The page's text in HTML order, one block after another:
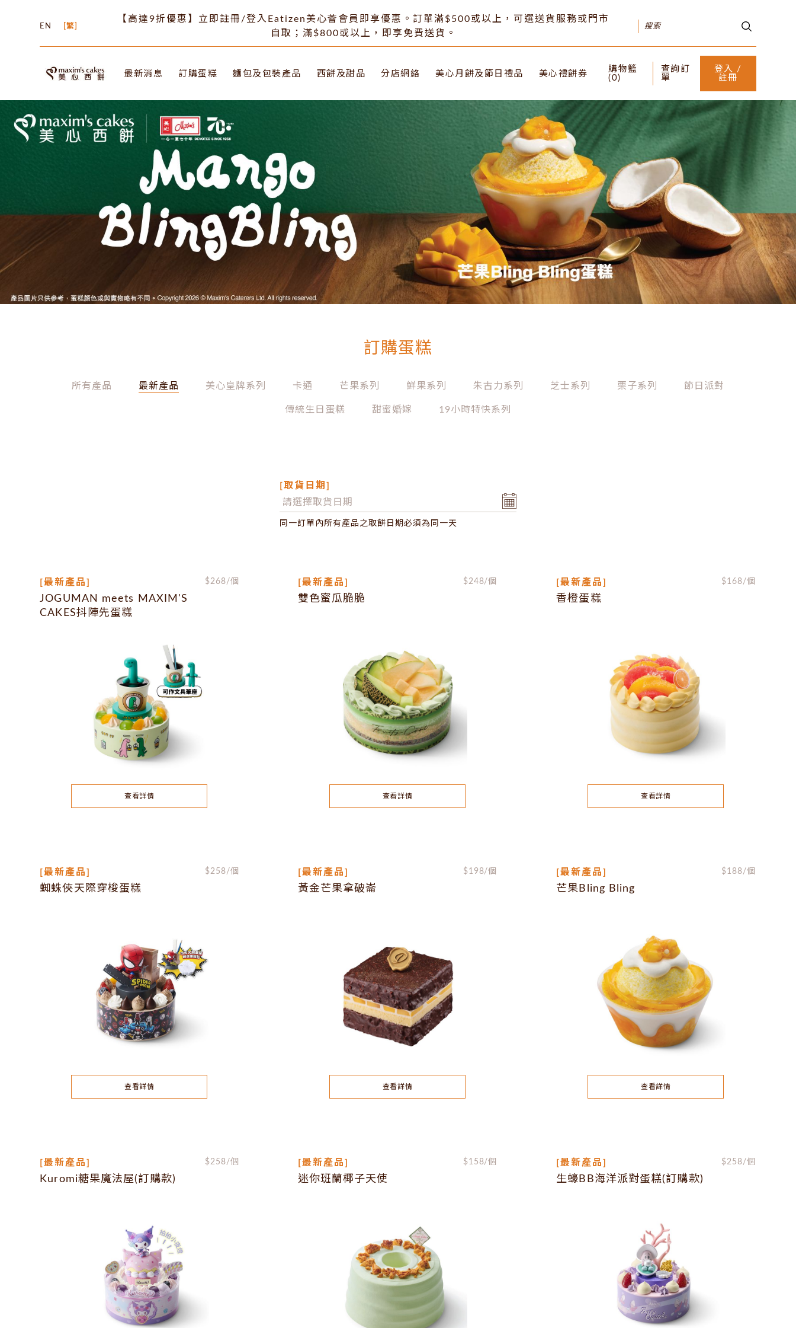
EN 繁
【高達9折優惠】立即註冊/登入Eatizen美心薈會員即享優惠。訂單滿$500或以上，可選送貨服務或門市
自取；滿$800或以上，即享免費送貨。
最新消息 訂購蛋糕 麵包及包裝產品 西餅及甜品 分店網絡 美心月餅及節日禮品 美心禮餅券
購物籃
( 0)
查詢訂
單
登入 /
註冊
訂購蛋糕
所有產品 最新產品 美心皇牌系列 卡通 芒果系列 鮮果系列 朱古力系列 芝士系列 栗子系列 節日派對
傳統生日蛋糕 甜蜜婚嫁 19小時特快系列
[取貨日期]
同一訂單內所有產品之取餅日期必須為同一天
[最新產品] $268/個
JOGUMAN meets MAXIM'S
CAKES抖陣先蛋糕
查看詳情
[最新產品] $248/個
雙色蜜瓜脆脆
查看詳情
[最新產品] $168/個
香橙蛋糕
查看詳情
[最新產品] $258/個
蜘蛛俠天際穿梭蛋糕
查看詳情
[最新產品] $198/個
黃金芒果拿破崙
查看詳情
[最新產品] $188/個
芒果Bling Bling
查看詳情
[最新產品] $258/個
Kuromi糖果魔法屋(訂購款)
[最新產品] $158/個
迷你班蘭椰子天使
[最新產品] $258/個
生蠔BB海洋派對蛋糕(訂購款)